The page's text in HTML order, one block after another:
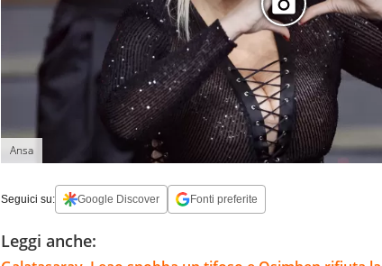
Ansa
Seguici su: Google Discover Fonti preferite
Leggi anche: